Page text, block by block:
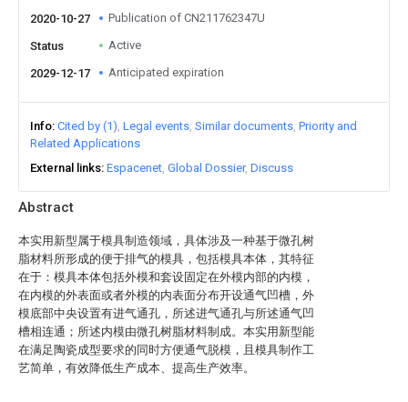
Abstract
本实用新型属于模具制造领域，具体涉及一种基于微孔树
脂材料所形成的便于排气的模具，包括模具本体，其特征
在于：模具本体包括外模和套设固定在外模内部的内模，
在内模的外表面或者外模的内表面分布开设通气凹槽，外
模底部中央设置有进气通孔，所述进气通孔与所述通气凹
槽相连通；所述内模由微孔树脂材料制成。本实用新型能
在满足陶瓷成型要求的同时方便通气脱模，且模具制作工
艺简单，有效降低生产成本、提高生产效率。
2020-10-27 Publication of CN211762347U
Status Active
2029-12-17 Anticipated expiration
Info Cited by (1) Legal events Similar documents Priority and
Related Applications
External links Espacenet Global Dossier Discuss